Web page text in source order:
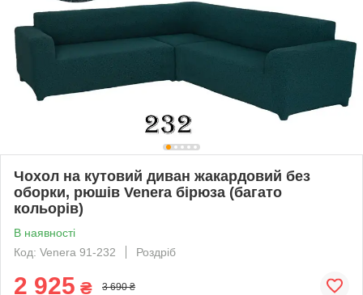
Чохол на кутовий диван жакардовий без
оборки, рюшів Venera бірюза (багато
кольорів)
В наявності
Код: Venera 91-232
Роздріб
2 925 ₴ 3 690 ₴